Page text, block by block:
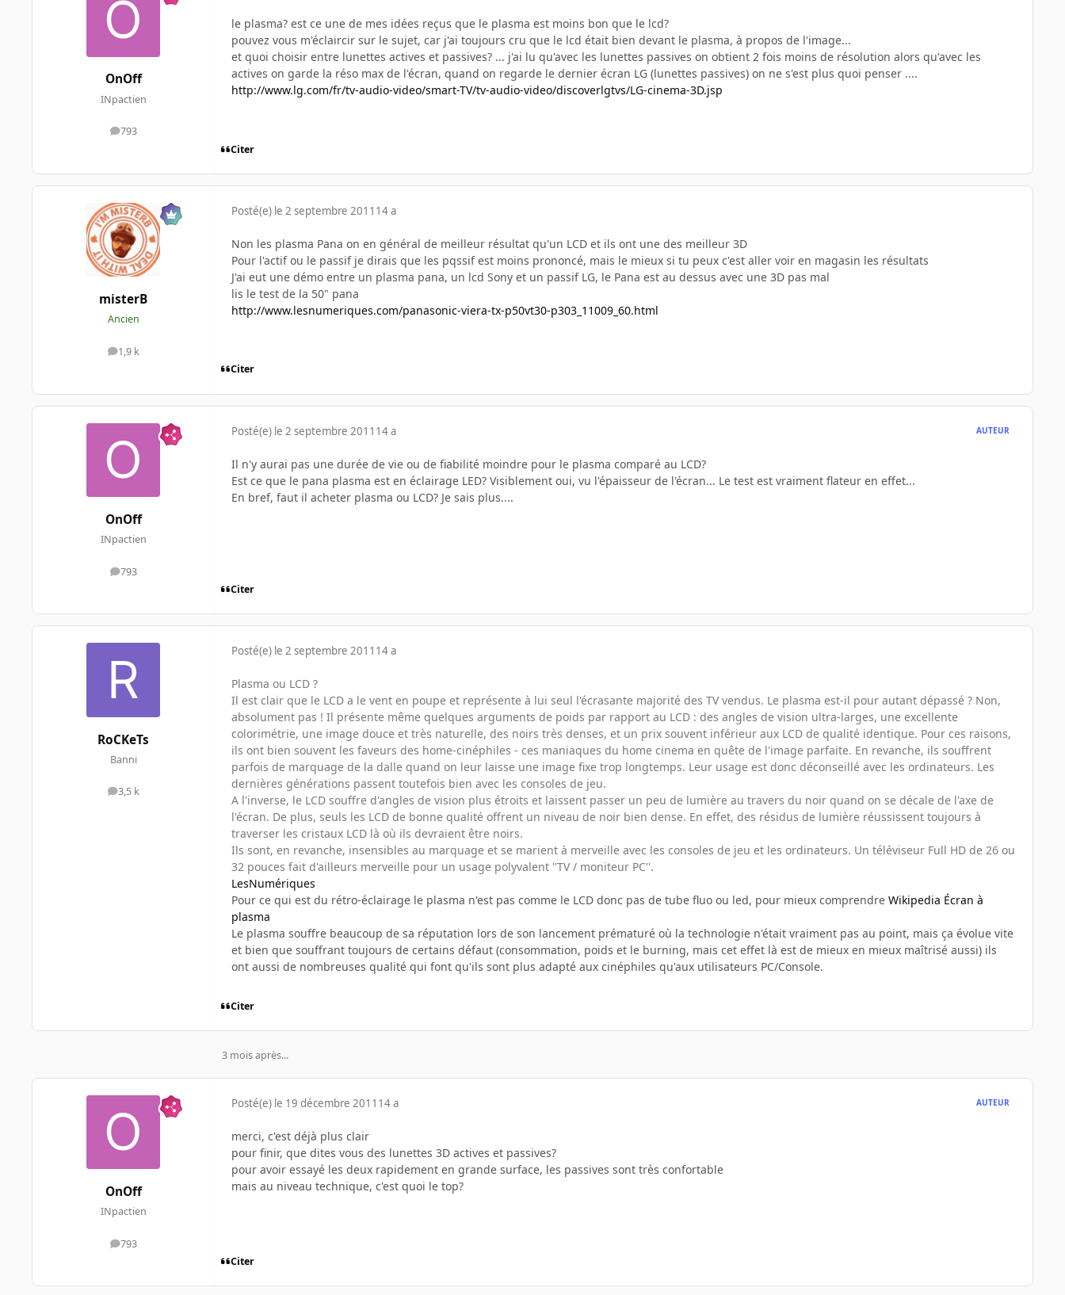
OnOff
INpactien
793
messages
le plasma? est ce une de mes idées reçus que le plasma est moins bon que le lcd?
pouvez vous m'éclaircir sur le sujet, car j'ai toujours cru que le lcd était bien devant le plasma, à propos de l'image...
et quoi choisir entre lunettes actives et passives? ... j'ai lu qu'avec les lunettes passives on obtient 2 fois moins de résolution alors qu'avec les
actives on garde la réso max de l'écran, quand on regarde le dernier écran LG (lunettes passives) on ne s'est plus quoi penser ....
http://www.lg.com/fr/tv-audio-video/smart-TV/tv-audio-video/discoverlgtvs/LG-cinema-3D.jsp
Citer
misterB
Ancien
1,9 k
messages
Posté(e) le 2 septembre 2011 14 a
Non les plasma Pana on en général de meilleur résultat qu'un LCD et ils ont une des meilleur 3D
Pour l'actif ou le passif je dirais que les pqssif est moins prononcé, mais le mieux si tu peux c'est aller voir en magasin les résultats
J'ai eut une démo entre un plasma pana, un lcd Sony et un passif LG, le Pana est au dessus avec une 3D pas mal
lis le test de la 50" pana
http://www.lesnumeriques.com/panasonic-viera-tx-p50vt30-p303_11009_60.html
Citer
OnOff
INpactien
793
messages
Posté(e) le 2 septembre 2011 14 a AUTEUR
Il n'y aurai pas une durée de vie ou de fiabilité moindre pour le plasma comparé au LCD?
Est ce que le pana plasma est en éclairage LED? Visiblement oui, vu l'épaisseur de l'écran... Le test est vraiment flateur en effet...
En bref, faut il acheter plasma ou LCD? Je sais plus....
Citer
RoCKeTs
Banni
3,5 k
messages
Posté(e) le 2 septembre 2011 14 a
Plasma ou LCD ?
Il est clair que le LCD a le vent en poupe et représente à lui seul l'écrasante majorité des TV vendus. Le plasma est-il pour autant dépassé ? Non,
absolument pas ! Il présente même quelques arguments de poids par rapport au LCD : des angles de vision ultra-larges, une excellente
colorimétrie, une image douce et très naturelle, des noirs très denses, et un prix souvent inférieur aux LCD de qualité identique. Pour ces raisons,
ils ont bien souvent les faveurs des home-cinéphiles - ces maniaques du home cinema en quête de l'image parfaite. En revanche, ils souffrent
parfois de marquage de la dalle quand on leur laisse une image fixe trop longtemps. Leur usage est donc déconseillé avec les ordinateurs. Les
dernières générations passent toutefois bien avec les consoles de jeu.
A l'inverse, le LCD souffre d'angles de vision plus étroits et laissent passer un peu de lumière au travers du noir quand on se décale de l'axe de
l'écran. De plus, seuls les LCD de bonne qualité offrent un niveau de noir bien dense. En effet, des résidus de lumière réussissent toujours à
traverser les cristaux LCD là où ils devraient être noirs.
Ils sont, en revanche, insensibles au marquage et se marient à merveille avec les consoles de jeu et les ordinateurs. Un téléviseur Full HD de 26 ou
32 pouces fait d'ailleurs merveille pour un usage polyvalent ''TV / moniteur PC''.
LesNumériques
Pour ce qui est du rétro-éclairage le plasma n'est pas comme le LCD donc pas de tube fluo ou led, pour mieux comprendre Wikipedia Écran à
plasma
Le plasma souffre beaucoup de sa réputation lors de son lancement prématuré où la technologie n'était vraiment pas au point, mais ça évolue vite
et bien que souffrant toujours de certains défaut (consommation, poids et le burning, mais cet effet là est de mieux en mieux maîtrisé aussi) ils
ont aussi de nombreuses qualité qui font qu'ils sont plus adapté aux cinéphiles qu'aux utilisateurs PC/Console.
Citer
3 mois après...
OnOff
INpactien
793
messages
Posté(e) le 19 décembre 2011 14 a AUTEUR
merci, c'est déjà plus clair
pour finir, que dites vous des lunettes 3D actives et passives?
pour avoir essayé les deux rapidement en grande surface, les passives sont très confortable
mais au niveau technique, c'est quoi le top?
Citer